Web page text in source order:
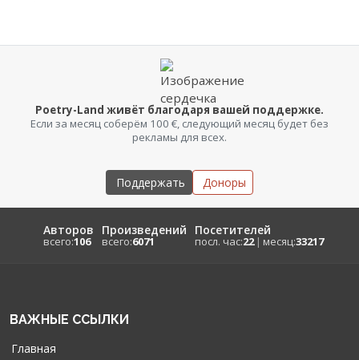
Poetry-Land живёт благодаря вашей поддержке.
Если за месяц соберём 100 €, следующий месяц будет без
рекламы для всех.
Поддержать Доноры
Авторов
всего:106
Произведений
всего:6071
Посетителей
посл. час:22 | месяц:33217
ВАЖНЫЕ ССЫЛКИ
Главная